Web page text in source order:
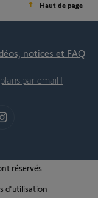
Haut de page
notices et FAQ
par email !
réservés.
d'utilisation